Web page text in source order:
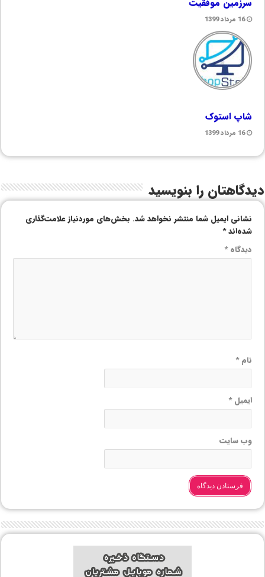
16 مرداد 1399
شاپ استوک
16 مرداد 1399
دیدگاهتان را بنویسید
نشانی ایمیل شما منتشر نخواهد شد. بخش‌های موردنیاز علامت‌گذاری
شده‌اند*
دیدگاه*
نام*
ایمیل*
وب‌ سایت